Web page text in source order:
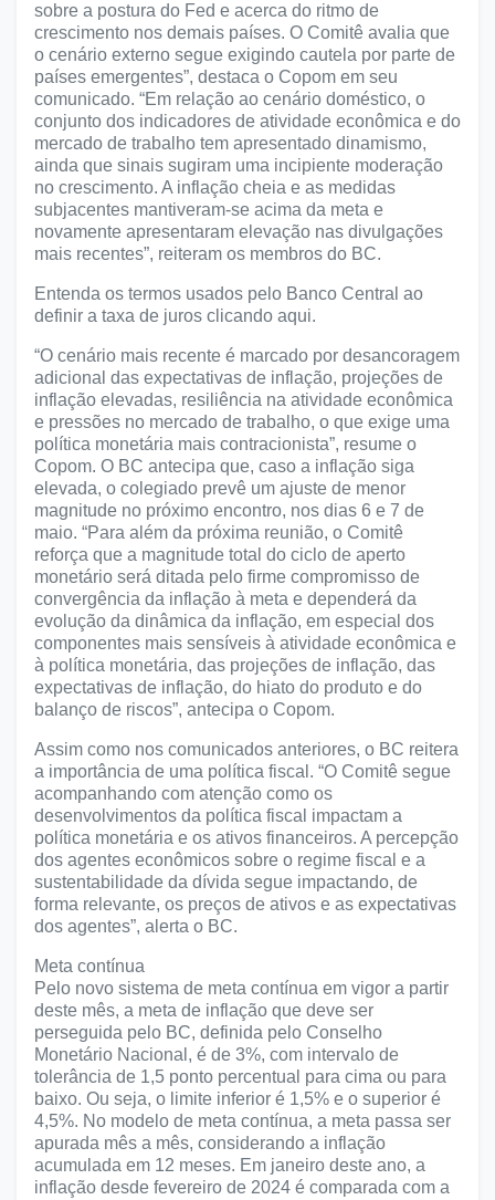
sobre a postura do Fed e acerca do ritmo de
crescimento nos demais países. O Comitê avalia que
o cenário externo segue exigindo cautela por parte de
países emergentes”, destaca o Copom em seu
comunicado. “Em relação ao cenário doméstico, o
conjunto dos indicadores de atividade econômica e do
mercado de trabalho tem apresentado dinamismo,
ainda que sinais sugiram uma incipiente moderação
no crescimento. A inflação cheia e as medidas
subjacentes mantiveram-se acima da meta e
novamente apresentaram elevação nas divulgações
mais recentes”, reiteram os membros do BC.
Entenda os termos usados pelo Banco Central ao
definir a taxa de juros clicando aqui.
“O cenário mais recente é marcado por desancoragem
adicional das expectativas de inflação, projeções de
inflação elevadas, resiliência na atividade econômica
e pressões no mercado de trabalho, o que exige uma
política monetária mais contracionista”, resume o
Copom. O BC antecipa que, caso a inflação siga
elevada, o colegiado prevê um ajuste de menor
magnitude no próximo encontro, nos dias 6 e 7 de
maio. “Para além da próxima reunião, o Comitê
reforça que a magnitude total do ciclo de aperto
monetário será ditada pelo firme compromisso de
convergência da inflação à meta e dependerá da
evolução da dinâmica da inflação, em especial dos
componentes mais sensíveis à atividade econômica e
à política monetária, das projeções de inflação, das
expectativas de inflação, do hiato do produto e do
balanço de riscos”, antecipa o Copom.
Assim como nos comunicados anteriores, o BC reitera
a importância de uma política fiscal. “O Comitê segue
acompanhando com atenção como os
desenvolvimentos da política fiscal impactam a
política monetária e os ativos financeiros. A percepção
dos agentes econômicos sobre o regime fiscal e a
sustentabilidade da dívida segue impactando, de
forma relevante, os preços de ativos e as expectativas
dos agentes”, alerta o BC.
Meta contínua
Pelo novo sistema de meta contínua em vigor a partir
deste mês, a meta de inflação que deve ser
perseguida pelo BC, definida pelo Conselho
Monetário Nacional, é de 3%, com intervalo de
tolerância de 1,5 ponto percentual para cima ou para
baixo. Ou seja, o limite inferior é 1,5% e o superior é
4,5%. No modelo de meta contínua, a meta passa ser
apurada mês a mês, considerando a inflação
acumulada em 12 meses. Em janeiro deste ano, a
inflação desde fevereiro de 2024 é comparada com a